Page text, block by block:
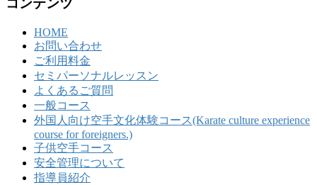
コンテンツ
HOME
お問い合わせ
ご利用料金
セミパーソナルレッスン
よくあるご質問
一般コース
外国人向け空手文化体験コース(Karate culture experience
course for foreigners.)
子供空手コース
安全管理について
指導員紹介